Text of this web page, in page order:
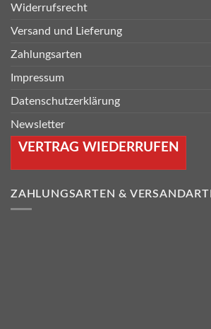
Widerrufsrecht
Versand und Lieferung
Zahlungsarten
Impressum
Datenschutzerklärung
Newsletter
VERTRAG WIEDERRUFEN
ZAHLUNGSARTEN &